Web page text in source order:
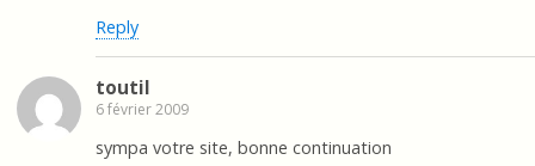
Reply
toutil
6 février 2009
sympa votre site, bonne continuation